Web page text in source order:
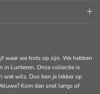
waar we trots op zijn. We hebben
in Lunteren. Onze collectie is
wat wils. Dus ben je lekker op
Kom dan snel langs of